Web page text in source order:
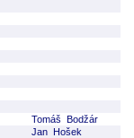
Tomáš Bodžár
Jan Hošek